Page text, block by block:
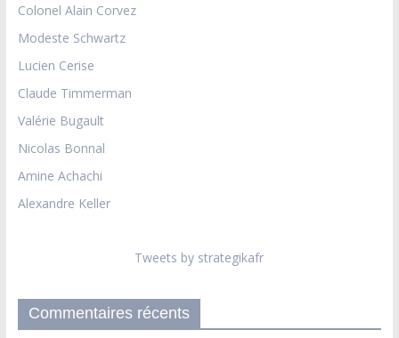
Colonel Alain Corvez
Modeste Schwartz
Lucien Cerise
Claude Timmerman
Valérie Bugault
Nicolas Bonnal
Amine Achachi
Alexandre Keller
Tweets by strategikafr
Commentaires récents